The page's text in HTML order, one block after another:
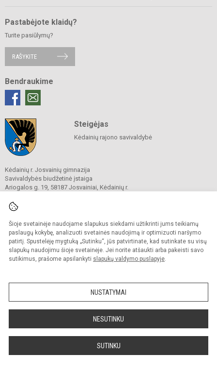
Šioje svetainėje naudojame slapukus siekdami užtikrinti jums teikiamų
paslaugų kokybę, analizuoti svetainės naudojimą ir optimizuoti naršymo
patirtį. Spustelėję mygtuką „Sutinku“, jūs patvirtinate, kad sutinkate su visų
slapukų naudojimu šioje svetainėje. Jei norite atšaukti arba pakeisti savo
sutikimus, prašome apsilankyti slapukų valdymo puslapyje.
NUSTATYMAI
NESUTINKU
SUTINKU
Pastabėjote klaidų?
Turite pasiūlymų?
RAŠYKITE
Bendraukime
Steigėjas
Kėdainių rajono savivaldybė
Kėdainių r. Josvainių gimnazija
Savivaldybės biudžetinė įstaiga
Ariogalos g. 19, 58187 Josvainiai, Kėdainių r.
El. p.
Duomenys kaupiami ir saugomi
Juridinių asmenų registre
Įmonės kodas 191018728
Kopijuoti turinį be raštiško gimnazijos sutikimo griežtai draudžiama.
Prieinamumo paraiška Slapukų valdymas
Sumanus būdas atnaujinti
svetainę